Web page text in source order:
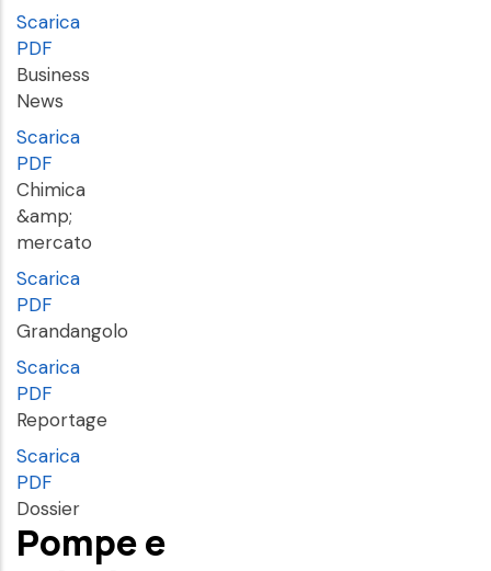
Scarica
PDF
Business
News
Scarica
PDF
Chimica
&amp;
mercato
Scarica
PDF
Grandangolo
Scarica
PDF
Reportage
Scarica
PDF
Dossier
Pompe e